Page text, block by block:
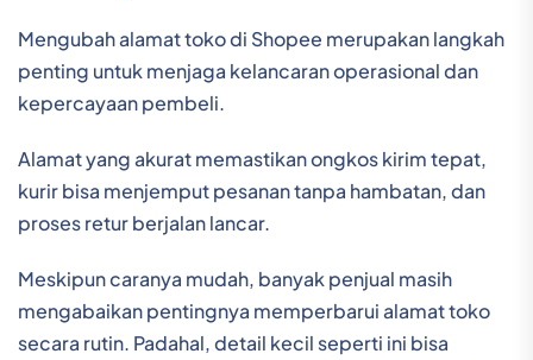
Mengubah alamat toko di Shopee merupakan langkah
penting untuk menjaga kelancaran operasional dan
kepercayaan pembeli.
Alamat yang akurat memastikan ongkos kirim tepat,
kurir bisa menjemput pesanan tanpa hambatan, dan
proses retur berjalan lancar.
Meskipun caranya mudah, banyak penjual masih
mengabaikan pentingnya memperbarui alamat toko
secara rutin. Padahal, detail kecil seperti ini bisa